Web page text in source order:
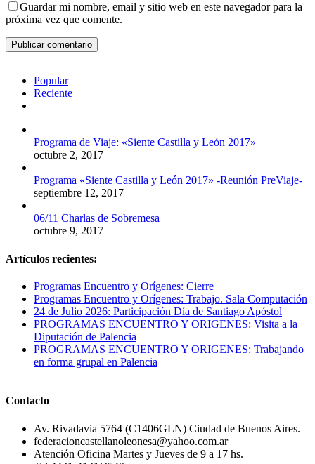
Guardar mi nombre, email y sitio web en este navegador para la
próxima vez que comente.
Popular
Reciente
Programa de Viaje: «Siente Castilla y León 2017»
octubre 2, 2017
Programa «Siente Castilla y León 2017» -Reunión PreViaje-
septiembre 12, 2017
06/11 Charlas de Sobremesa
octubre 9, 2017
Artículos recientes:
Programas Encuentro y Orígenes: Cierre
Programas Encuentro y Orígenes: Trabajo. Sala Computación
24 de Julio 2026: Participación Día de Santiago Apóstol
PROGRAMAS ENCUENTRO Y ORIGENES: Visita a la
Diputación de Palencia
PROGRAMAS ENCUENTRO Y ORIGENES: Trabajando
en forma grupal en Palencia
Contacto
Av. Rivadavia 5764 (C1406GLN) Ciudad de Buenos Aires.
federacioncastellanoleonesa@yahoo.com.ar
Atención Oficina Martes y Jueves de 9 a 17 hs.